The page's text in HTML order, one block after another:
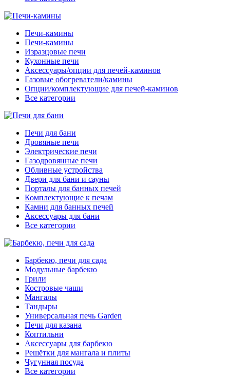
Печи-камины
Печи-камины
Изразцовые печи
Кухонные печи
Аксессуары/опции для печей-каминов
Газовые обогреватели/камины
Опции/комплектующие для печей-каминов
Все категории
Печи для бани
Дровяные печи
Электрические печи
Газодровянные печи
Обливные устройства
Двери для бани и сауны
Порталы для банных печей
Комплектующие к печам
Камни для банных печей
Аксессуары для бани
Все категории
Барбекю, печи для сада
Модульные барбекю
Грили
Костровые чаши
Мангалы
Тандыры
Универсальная печь Garden
Печи для казана
Коптильни
Аксессуары для барбекю
Решётки для мангала и плиты
Чугунная посуда
Все категории